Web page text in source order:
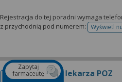
Rejestracja do tej poradni wymaga
z przychodnią pod numerem:
Wyświetl
Poradnia lekarza POZ
Zapytaj
farmaceutę